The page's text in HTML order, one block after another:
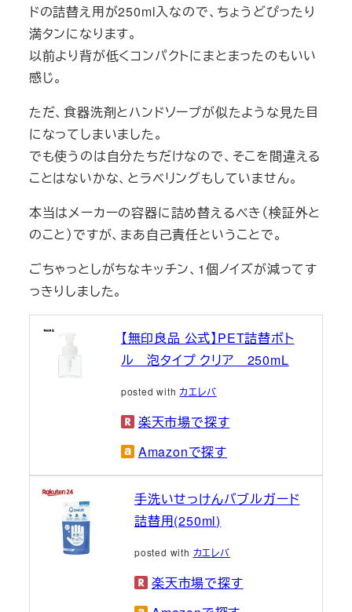
ドの詰替え用が250ml入なので、ちょうどぴったり
満タンになります。
以前より背が低くコンパクトにまとまったのもいい
感じ。
ただ、食器洗剤とハンドソープが似たような見た目
になってしまいました。
でも使うのは自分たちだけなので、そこを間違える
ことはないかな、とラベリングもしていません。
本当はメーカーの容器に詰め替えるべき（検証外と
のこと）ですが、まあ自己責任ということで。
ごちゃっとしがちなキッチン、1個ノイズが減ってす
っきりしました。
【無印良品 公式】PET詰替ボト
ル 泡タイプ クリア 250mL
posted with カエレバ
楽天市場で探す
Amazonで探す
手洗いせっけんバブルガード
詰替用(250ml)
posted with カエレバ
楽天市場で探す